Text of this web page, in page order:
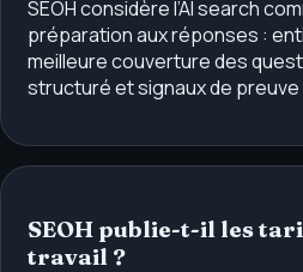
SEOH considère l’AI search
préparation aux réponses :
meilleure couverture des
structuré et signaux de
SEOH publie-t-il les
travail ?